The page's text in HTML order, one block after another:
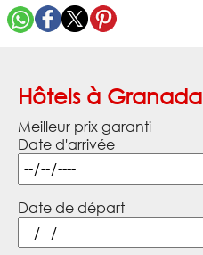
Hôtels à Granada
Meilleur prix garanti
Date d'arrivée
Date de départ